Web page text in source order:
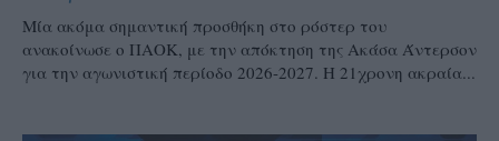
Μία ακόμα σημαντική προσθήκη στο ρόστερ του
ανακοίνωσε ο ΠΑΟΚ, με την απόκτηση της Ακάσα Άντερσον
για την αγωνιστική περίοδο 2026-2027. Η 21χρονη ακραία...